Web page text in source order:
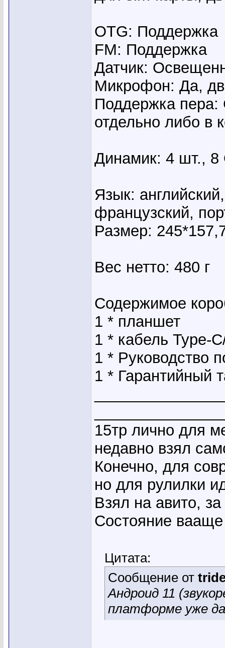
OTG: Поддержка
FM: Поддержка
Датчик:
Микрофон: Да,
Поддержка пера:
отдельно либо в
Динамик: 4 шт.,
Язык:
французский,
Размер:
Вес нетто: 480 г
Содержимое
1 * планшет
1 * кабель Type-
1 * Руководство
1 * Гарантийный
15тр лично для
недавно взял
Конечно, для
но для рулилки
Взял на авито,
Состояние
Цитата:
Сообщение от
Андроид 11
платформе уже